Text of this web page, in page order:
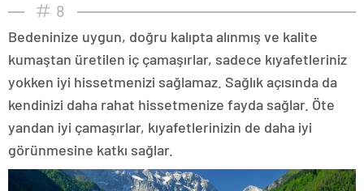
8
Bedeninize uygun, doğru kalıpta alınmış ve kalite
kumaştan üretilen iç çamaşırlar, sadece kıyafetleriniz
yokken iyi hissetmenizi sağlamaz. Sağlık açısında da
kendinizi daha rahat hissetmenize fayda sağlar. Öte
yandan iyi çamaşırlar, kıyafetlerinizin de daha iyi
görünmesine katkı sağlar.